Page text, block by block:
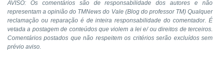
AVISO: Os comentários são de responsabilidade dos autores e não
representam a opinião do TMNews do Vale (Blog do professor TM) Qualquer
reclamação ou reparação é de inteira responsabilidade do comentador. É
vetada a postagem de conteúdos que violem a lei e/ ou direitos de terceiros.
Comentários postados que não respeitem os critérios serão excluídos sem
prévio aviso.